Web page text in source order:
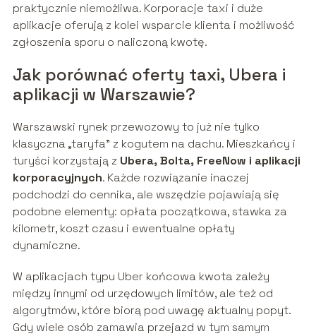
praktycznie niemożliwa. Korporacje taxi i duże
aplikacje oferują z kolei wsparcie klienta i możliwość
zgłoszenia sporu o naliczoną kwotę.
Jak porównać oferty taxi, Ubera i
aplikacji w Warszawie?
Warszawski rynek przewozowy to już nie tylko
klasyczna „taryfa” z kogutem na dachu. Mieszkańcy i
turyści korzystają z Ubera, Bolta, FreeNow i aplikacji
korporacyjnych. Każde rozwiązanie inaczej
podchodzi do cennika, ale wszędzie pojawiają się
podobne elementy: opłata początkowa, stawka za
kilometr, koszt czasu i ewentualne opłaty
dynamiczne.
W aplikacjach typu Uber końcowa kwota zależy
między innymi od urzędowych limitów, ale też od
algorytmów, które biorą pod uwagę aktualny popyt.
Gdy wiele osób zamawia przejazd w tym samym